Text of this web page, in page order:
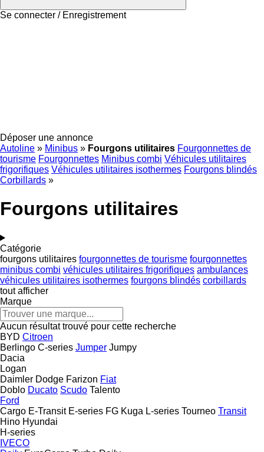
Se connecter / Enregistrement
Déposer une annonce
Autoline » Minibus » Fourgons utilitaires Fourgonnettes de
tourisme Fourgonnettes Minibus combi Véhicules utilitaires
frigorifiques Véhicules utilitaires isothermes Fourgons blindés
Corbillards »
Fourgons utilitaires
Catégorie
fourgons utilitaires fourgonnettes de tourisme fourgonnettes
minibus combi véhicules utilitaires frigorifiques ambulances
véhicules utilitaires isothermes fourgons blindés corbillards
tout afficher
Marque
Aucun résultat trouvé pour cette recherche
BYD Citroen
Berlingo C-series Jumper Jumpy
Dacia
Logan
Daimler Dodge Farizon Fiat
Doblo Ducato Scudo Talento
Ford
Cargo E-Transit E-series FG Kuga L-series Tourneo Transit
Hino Hyundai
H-series
IVECO